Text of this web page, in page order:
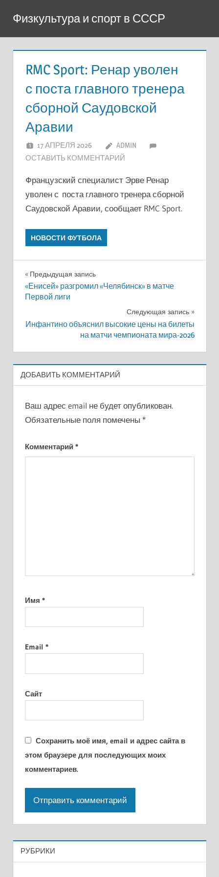
содержимому
Физкультура и спорт в СССР
RMC Sport: Ренар уволен
с поста главного тренера
сборной Саудовской
Аравии
17 АПРЕЛЯ 2026
ADMIN
ОСТАВИТЬ КОММЕНТАРИЙ
Французский специалист Эрве Ренар
уволен с поста главного тренера сборной
Саудовской Аравии, сообщает RMC Sport.
НОВОСТИ ФУТБОЛА
Навигация
по
Предыдущая запись
«Енисей» разгромил «Челябинск» в матче
Первой лиги
Следующая запись
Инфантино объяснил высокие цены на билеты
на матчи чемпионата мира-2026
ДОБАВИТЬ КОММЕНТАРИЙ
Ваш адрес email не будет опубликован.
Обязательные поля помечены *
Комментарий *
Имя *
Email *
Сайт
Сохранить моё имя, email и адрес сайта в
этом браузере для последующих моих
комментариев.
РУБРИКИ